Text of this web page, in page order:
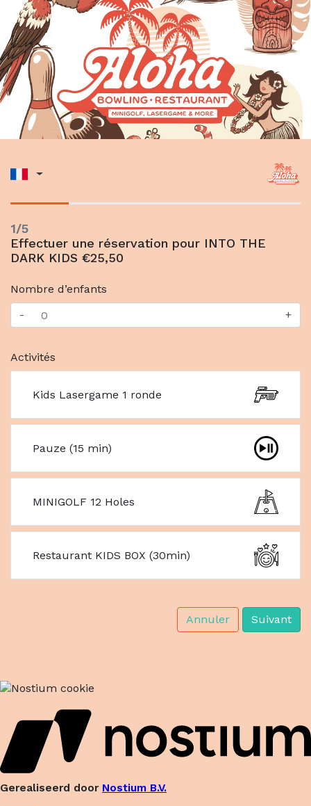
1/5
Effectuer une réservation pour INTO THE
DARK KIDS €25,50
Nombre d’enfants
-
+
Activités
Kids Lasergame 1 ronde
Pauze (15 min)
MINIGOLF 12 Holes
Restaurant KIDS BOX (30min)
Annuler Suivant